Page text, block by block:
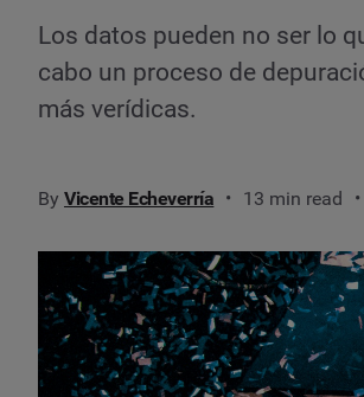
Los datos pueden no ser lo
cabo un proceso de
más verídicas.
By Vicente Echeverría 13 min read